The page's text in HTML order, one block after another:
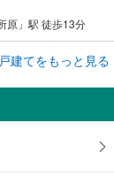
原」駅 徒歩13分
原」駅 徒歩15分
建てをもっと見る